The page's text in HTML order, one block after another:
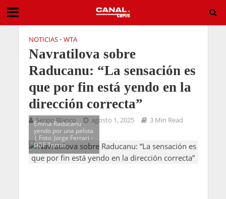
NOTICIAS • WTA
Navratilova sobre
Raducanu: “La sensación es
que por fin está yendo en la
dirección correcta”
Sergio Blanco agosto 1, 2025 3 Min Read
Emma Raducanu
yendo por una pelota
| Foto: Jorge Ferrari -
DDF Tennis